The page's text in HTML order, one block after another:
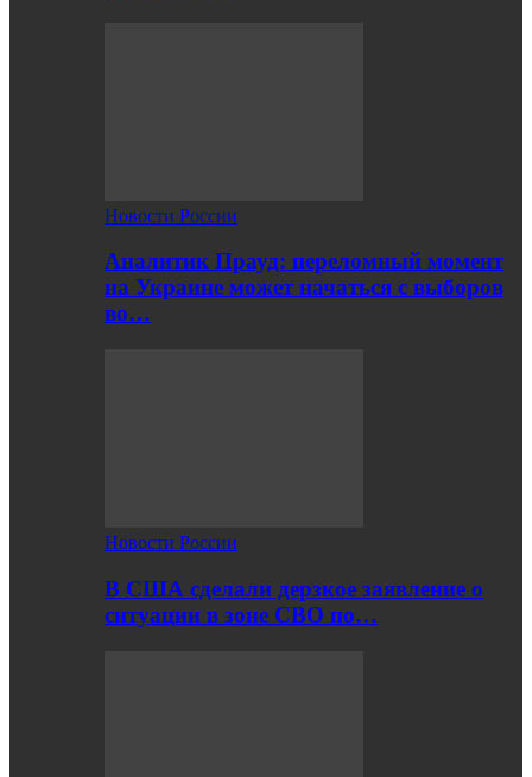
Новости России
Аналитик Прауд: переломный момент
на Украине может начаться с выборов
во…
Новости России
В США сделали дерзкое заявление о
ситуации в зоне СВО по…